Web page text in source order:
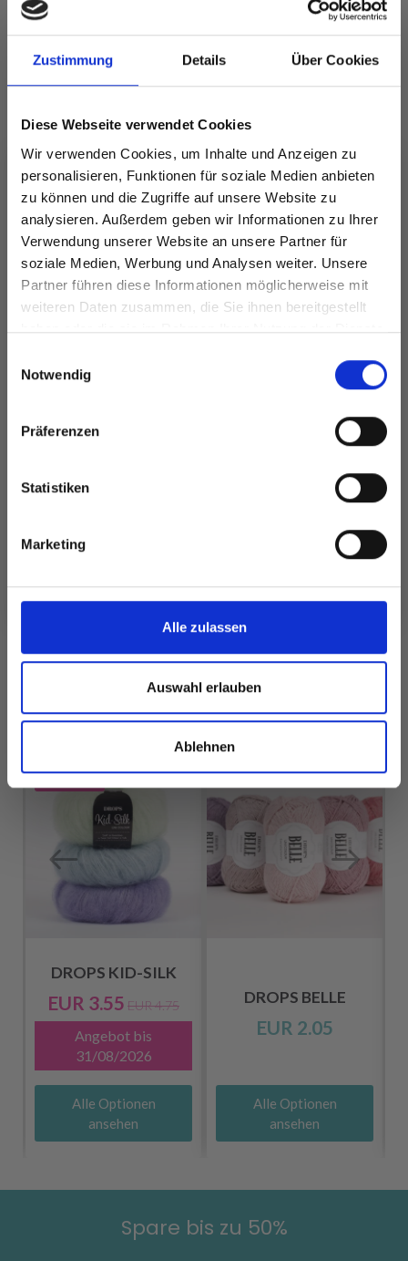
Zustimmung Details Über Cookies
Diese Webseite verwendet Cookies
Wir verwenden Cookies, um Inhalte und Anzeigen zu
personalisieren, Funktionen für soziale Medien anbieten
zu können und die Zugriffe auf unsere Website zu
analysieren. Außerdem geben wir Informationen zu Ihrer
Verwendung unserer Website an unsere Partner für
soziale Medien, Werbung und Analysen weiter. Unsere
Partner führen diese Informationen möglicherweise mit
weiteren Daten zusammen, die Sie ihnen bereitgestellt
haben oder die sie im Rahmen Ihrer Nutzung der Dienste
Notwendig
Präferenzen
Statistiken
Marketing
Alle zulassen
Auswahl erlauben
Ablehnen
ANDERE HABEN SICH AUCH ANGESEHEN
DROPS KARISMA DROPS MUSKAT
DROPS KID-SILK
EUR 3.55 EUR 4.75
Angebot bis
31/08/2026
Alle Optionen
ansehen
DROPS BELLE
EUR 2.05
Alle Optionen
ansehen
Spare bis zu 50%
Spare bis zu 50%
und erhalte exklusiven Zugang zu